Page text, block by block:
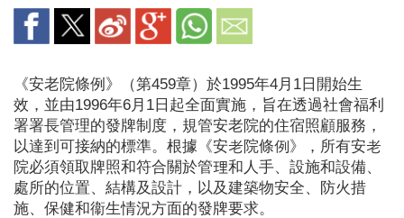
《安老院條例》（第459章）於1995年4月1日開始生
效，並由1996年6月1日起全面實施，旨在透過社會福利
署署長管理的發牌制度，規管安老院的住宿照顧服務，
以達到可接納的標準。根據《安老院條例》，所有安老
院必須領取牌照和符合關於管理和人手、設施和設備、
處所的位置、結構及設計，以及建築物安全、防火措
施、保健和衞生情況方面的發牌要求。